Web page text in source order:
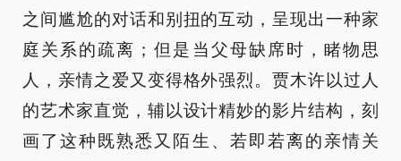
之间尴尬的对话和别扭的互动，呈现出一种家
庭关系的疏离；但是当父母缺席时，睹物思
人，亲情之爱又变得格外强烈。贾木许以过人
的艺术家直觉，辅以设计精妙的影片结构，刻
画了这种既熟悉又陌生、若即若离的亲情关